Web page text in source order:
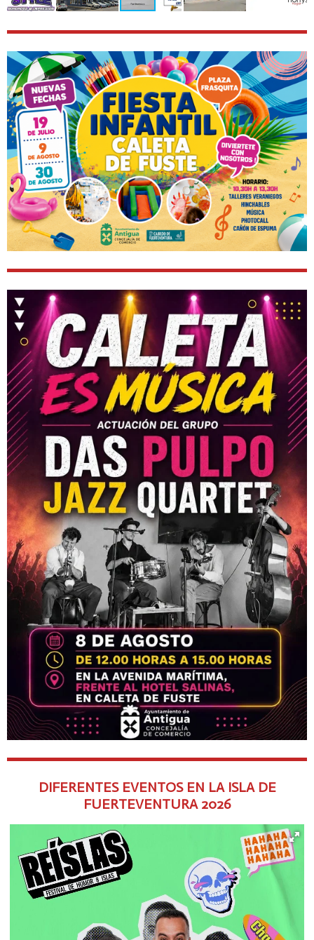
DIFERENTES EVENTOS EN LA ISLA DE
FUERTEVENTURA 2026